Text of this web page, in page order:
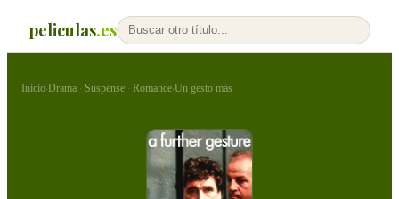
peliculas.es
Inicio›Drama · Suspense · Romance›Un gesto más